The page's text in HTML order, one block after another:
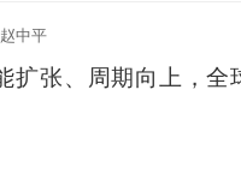
中平
扩张、周期向上，全